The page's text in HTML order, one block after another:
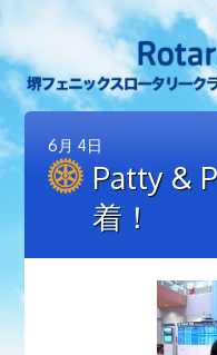
6月 4日
Patty &
着！